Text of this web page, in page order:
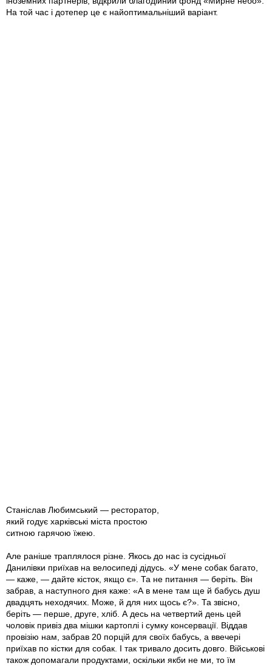
На той час і дотепер це є найоптимальніший варіант.
Станіслав Любимський — ресторатор,
який годує харківські міста простою
ситною гарячою їжею.
Але раніше траплялося різне. Якось до нас із сусідньої
Данилівки приїхав на велосипеді дідусь. «У мене собак багато,
— каже, — дайте кісток, якщо є». Та не питання — беріть. Він
забрав, а наступного дня каже: «А в мене там ще й бабусь душ
двадцять неходячих. Може, й для них щось є?». Та звісно,
беріть — перше, друге, хліб. А десь на четвертий день цей
чоловік привіз два мішки картоплі і сумку консервації. Віддав
провізію нам, забрав 20 порцій для своїх бабусь, а ввечері
приїхав по кістки для собак. І так тривало досить довго. Військові
також допомагали продуктами, оскільки якби не ми, то їм